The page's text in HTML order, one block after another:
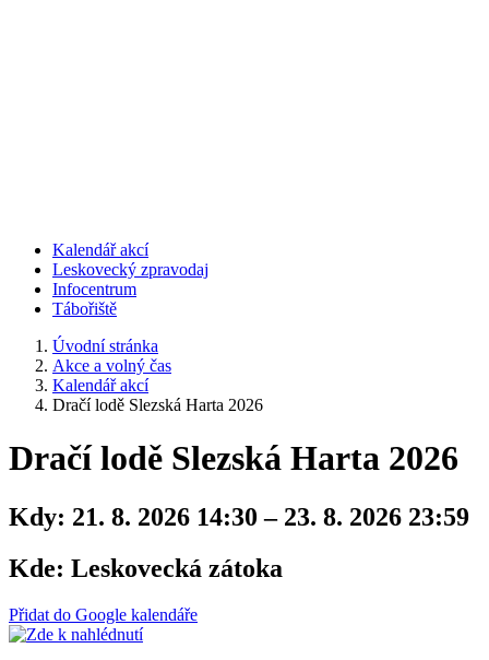
Kalendář akcí
Leskovecký zpravodaj
Infocentrum
Tábořiště
Úvodní stránka
Akce a volný čas
Kalendář akcí
Dračí lodě Slezská Harta 2026
Dračí lodě Slezská Harta 2026
Kdy: 21. 8. 2026 14:30 – 23. 8. 2026 23:59
Kde: Leskovecká zátoka
Přidat do Google kalendáře